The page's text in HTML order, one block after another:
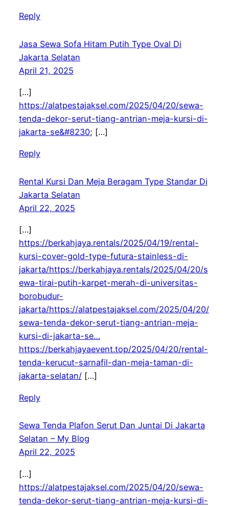
Reply
Jasa Sewa Sofa Hitam Putih Type Oval Di
Jakarta Selatan
April 21, 2025
[…]
https://alatpestajaksel.com/2025/04/20/sewa-
tenda-dekor-serut-tiang-antrian-meja-kursi-di-
jakarta-se&#8230; […]
Reply
Rental Kursi Dan Meja Beragam Type Standar Di
Jakarta Selatan
April 22, 2025
[…]
https://berkahjaya.rentals/2025/04/19/rental-
kursi-cover-gold-type-futura-stainless-di-
jakarta/https://berkahjaya.rentals/2025/04/20/s
ewa-tirai-putih-karpet-merah-di-universitas-
borobudur-
jakarta/https://alatpestajaksel.com/2025/04/20/
sewa-tenda-dekor-serut-tiang-antrian-meja-
kursi-di-jakarta-se…
https://berkahjayaevent.top/2025/04/20/rental-
tenda-kerucut-sarnafil-dan-meja-taman-di-
jakarta-selatan/[…]
Reply
Sewa Tenda Plafon Serut Dan Juntai Di Jakarta
Selatan – My Blog
April 22, 2025
[…]
https://alatpestajaksel.com/2025/04/20/sewa-
tenda-dekor-serut-tiang-antrian-meja-kursi-di-